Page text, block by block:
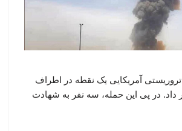
آمریکایی یک نقطه در اطراف
داد. در پی این حمله، سه نفر به شهادت